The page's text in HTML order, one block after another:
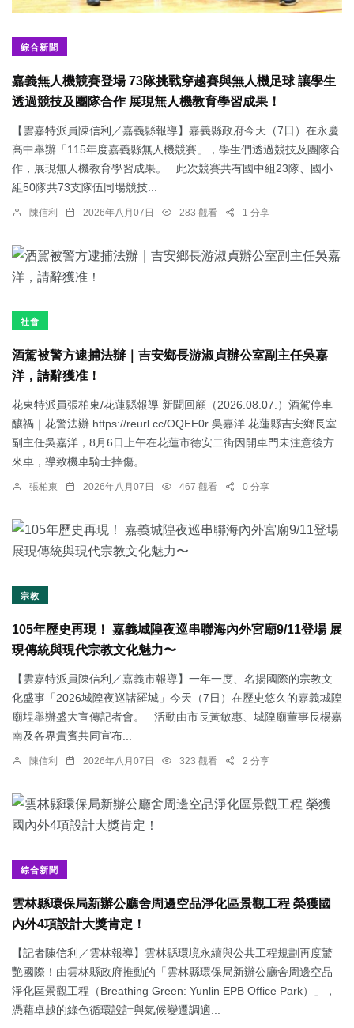
綜合新聞
嘉義無人機競賽登場 73隊挑戰穿越賽與無人機足球 讓學生
透過競技及團隊合作 展現無人機教育學習成果！
【雲嘉特派員陳信利／嘉義縣報導】嘉義縣政府今天（7日）在永慶
高中舉辦「115年度嘉義縣無人機競賽」，學生們透過競技及團隊合
作，展現無人機教育學習成果。 此次競賽共有國中組23隊、國小
組50隊共73支隊伍同場競技...
陳信利 2026年八月07日 283 觀看 1 分享
社會
酒駕被警方逮捕法辦｜吉安鄉長游淑貞辦公室副主任吳嘉
洋，請辭獲准！
花東特派員張柏東/花蓮縣報導 新聞回顧（2026.08.07.）酒駕停車
釀禍｜花警法辦 https://reurl.cc/OQEE0r 吳嘉洋 花蓮縣吉安鄉長室
副主任吳嘉洋，8月6日上午在花蓮市德安二街因開車門未注意後方
來車，導致機車騎士摔傷。...
張柏東 2026年八月07日 467 觀看 0 分享
宗教
105年歷史再現！ 嘉義城隍夜巡串聯海內外宮廟9/11登場 展
現傳統與現代宗教文化魅力〜
【雲嘉特派員陳信利／嘉義市報導】一年一度、名揚國際的宗教文
化盛事「2026城隍夜巡諸羅城」今天（7日）在歷史悠久的嘉義城隍
廟埕舉辦盛大宣傳記者會。 活動由市長黃敏惠、城隍廟董事長楊嘉
南及各界貴賓共同宣布...
陳信利 2026年八月07日 323 觀看 2 分享
綜合新聞
雲林縣環保局新辦公廳舍周邊空品淨化區景觀工程 榮獲國
內外4項設計大獎肯定！
【記者陳信利／雲林報導】雲林縣環境永續與公共工程規劃再度驚
艷國際！由雲林縣政府推動的「雲林縣環保局新辦公廳舍周邊空品
淨化區景觀工程（Breathing Green: Yunlin EPB Office Park）」，
憑藉卓越的綠色循環設計與氣候變遷調適...